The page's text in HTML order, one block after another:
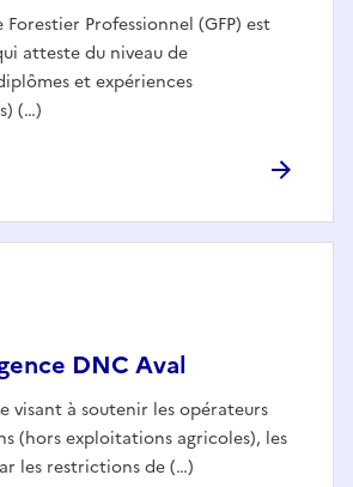
Professionnel (GFP) est
atteste du niveau de
et expériences
(…)
DNC Aval
visant à soutenir les opérateurs
(hors exploitations agricoles), les
les restrictions de (…)